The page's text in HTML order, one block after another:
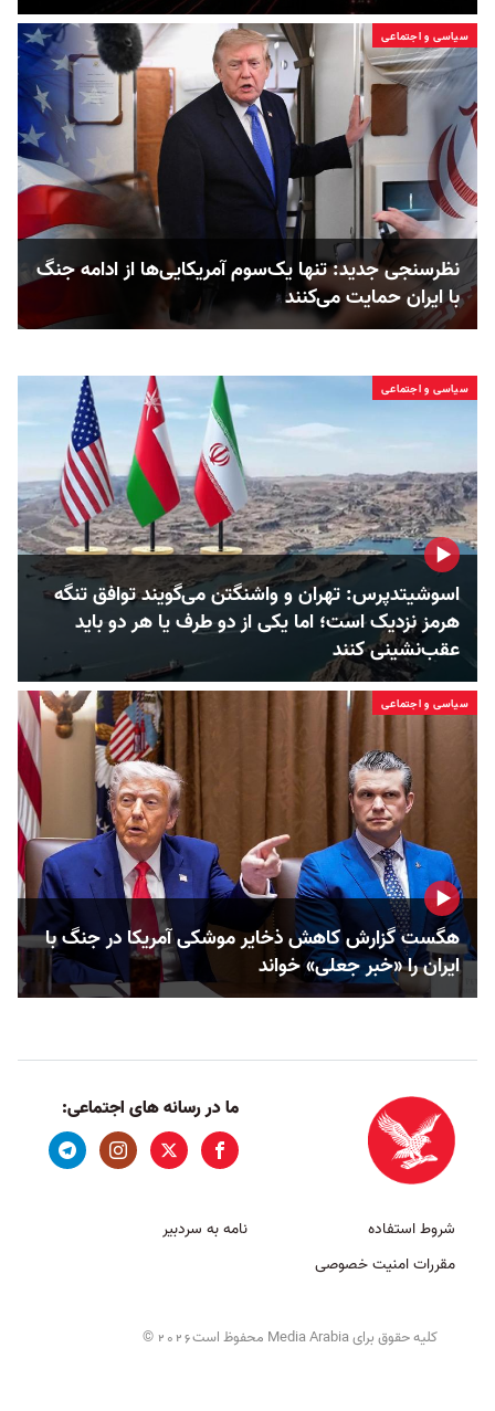
سیاسی و اجتماعی
نظرسنجی جدید: تنها یک‌سوم آمریکایی‌ها از ادامه جنگ
با ایران حمایت می‌کنند
سیاسی و اجتماعی
اسوشیتدپرس: تهران و واشنگتن می‌گویند توافق تنگه
هرمز نزدیک است؛ اما یکی از دو طرف یا هر دو باید
عقب‌نشینی کنند
سیاسی و اجتماعی
هگست گزارش کاهش ذخایر موشکی آمریکا در جنگ با
ایران را «خبر جعلی» خواند
ما در رسانه های اجتماعی:
شروط استفاده
مقررات امنیت خصوصی
نامه به سردبیر
کلیه حقوق برای Media Arabia محفوظ است 2026
©